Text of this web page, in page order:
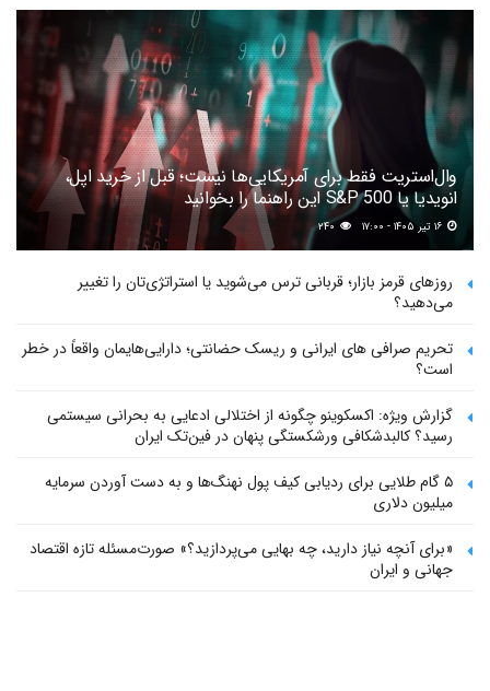
وال‌استریت فقط برای آمریکایی‌ها نیست؛ قبل از خرید اپل،
انویدیا یا S&P 500 این راهنما را بخوانید
۲۴۰
روزهای قرمز بازار؛ قربانی ترس می‌شوید یا استراتژی‌تان را تغییر
می‌دهید؟
تحریم صرافی های ایرانی و ریسک حضانتی؛ دارایی‌هایمان واقعاً در خطر
است؟
گزارش ویژه: اکسکوینو چگونه از اختلالی ادعایی به بحرانی سیستمی
رسید؟ کالبدشکافی ورشکستگی پنهان در فین‌تک ایران
۵ گام طلایی برای ردیابی کیف پول‌ نهنگ‌ها و به دست آوردن سرمایه
میلیون دلاری
«برای آنچه نیاز دارید، چه بهایی می‌پردازید؟» صورت‌مسئله تازه اقتصاد
جهانی و ایران